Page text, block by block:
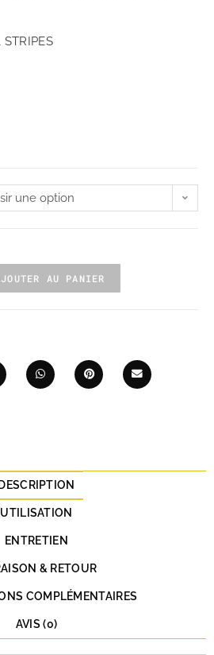
une option
AU PANIER
UTILISATION
ENTRETIEN
& RETOUR
COMPLÉMENTAIRES
AVIS (0)